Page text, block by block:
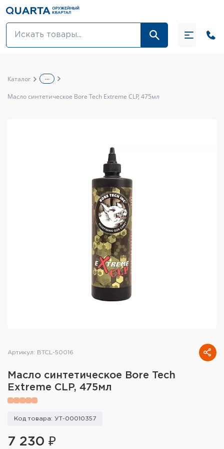
Оптовикам
Средства для ухода за оружием
Тактическое снаряжение
Высокоточная стрельба
Спортивная стрельба
Кобуры и системы ношения
снаряжения
Сумки и рюкзаки
Каталог ...
Масло синтетическое Bore Tech Extreme CLP, 475мл
Артикул: BTCL-50016
Масло синтетическое Bore Tech
Extreme CLP, 475мл
Код товара: УТ-00010357
7 230 ₽